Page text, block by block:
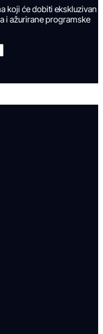
koji će dobiti ekskluzivan
i ažurirane programske